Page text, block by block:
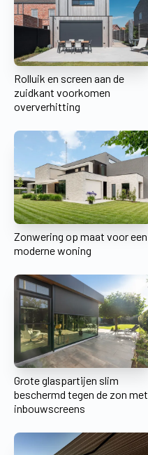
Rolluik en screen aan de
zuidkant voorkomen
oververhitting
Zonwering op maat voor een
moderne woning
Grote glaspartijen slim
beschermd tegen de zon met
inbouwscreens